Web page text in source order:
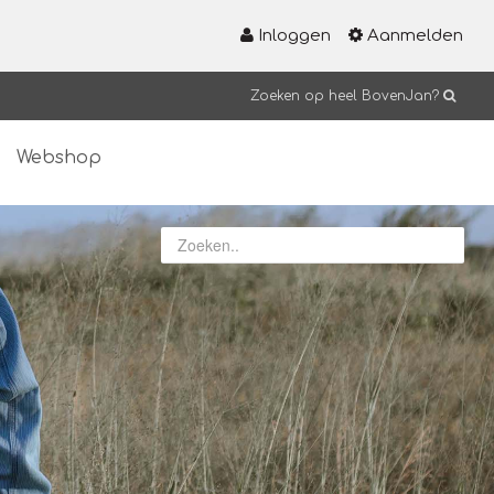
Inloggen Aanmelden
Zoeken op heel BovenJan?
Webshop